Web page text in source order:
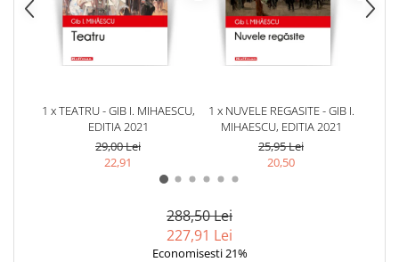
1 x TEATRU - GIB I. MIHAESCU,
EDITIA 2021
29,00 Lei
22,91
1 x NUVELE REGASITE - GIB I.
MIHAESCU, EDITIA 2021
25,95 Lei
20,50
288,50 Lei
227,91 Lei
Economisesti 21%